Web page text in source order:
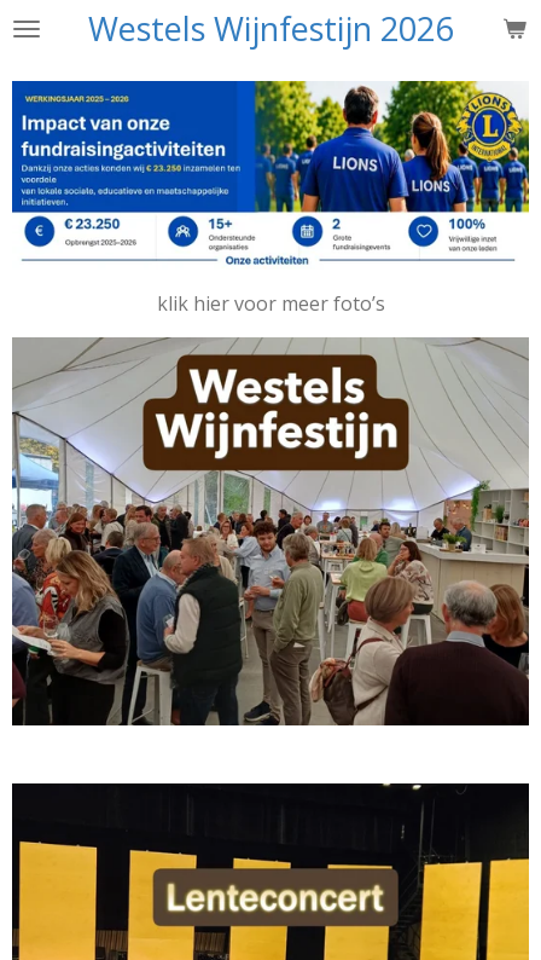
Ga
naar
de
hoofdinhoud
Westels Wijnfestijn 2026
klik hier voor meer foto’s